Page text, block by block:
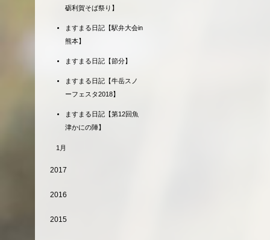
砺利賀そば祭り】
ますまる日記【駅弁大会in
熊本】
ますまる日記【節分】
ますまる日記【牛岳スノ
ーフェスタ2018】
ますまる日記【第12回魚
津かにの陣】
1月
2017
2016
2015